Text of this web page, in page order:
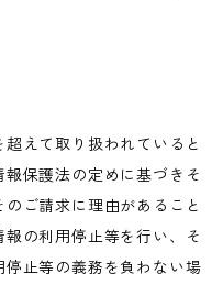
えて取り扱われていると
保護法の定めに基づきそ
ご請求に理由があること
の利用停止等を行い、そ
止等の義務を負わない場